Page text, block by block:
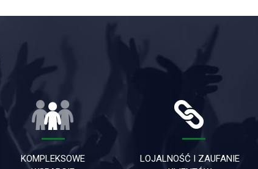
KOMPLEKSOWE
LOJALNOŚĆ I ZAUFANIE